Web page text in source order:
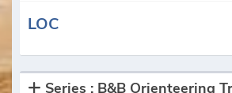
LOC
Series : B&B Orienteering